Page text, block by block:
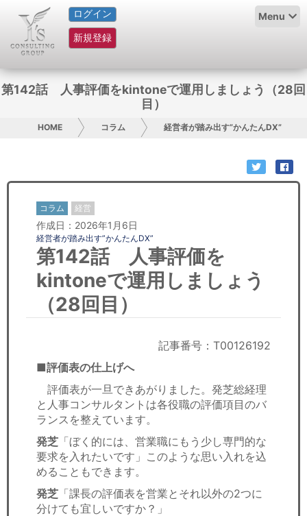
ログイン
新規登録
Menu
HOME
サービス紹介
コラム
お問い合わせ
日本人にPR
コンサルティング
リサーチ
セミナー
労務顧問
ＩＴ
飲食店情報
第142話 人事評価をkintoneで運用しましょう（28回
目）
HOME コラム 経営者が踏み出す”かんたんDX”
コラム 経営
作成日：2026年1月6日
経営者が踏み出す”かんたんDX”
第142話 人事評価を
kintoneで運用しましょう
（28回目）
記事番号：T00126192
■評価表の仕上げへ
評価表が一旦できあがりました。発芝総経理
と人事コンサルタントは各役職の評価項目のバ
ランスを整えています。
発芝 「ぼく的には、営業職にもう少し専門的な
要求を入れたいです」このような思い入れを込
めることもできます。
発芝 「課長の評価表を営業とそれ以外の2つに
分けても宜しいですか？」